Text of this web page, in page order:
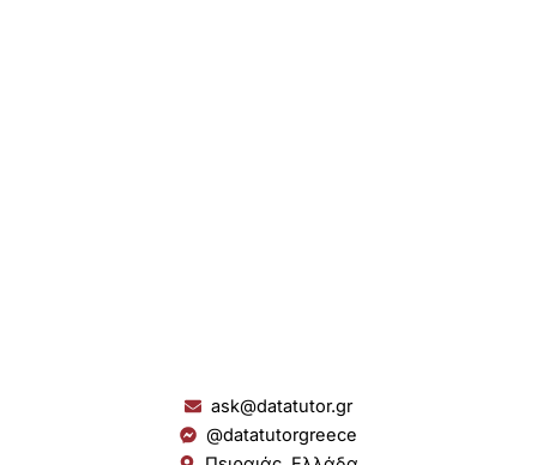
ask@datatutor.gr
@datatutorgreece